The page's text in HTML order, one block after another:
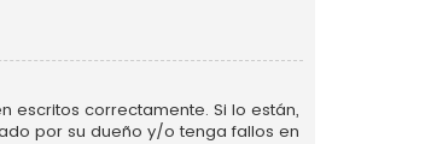
escritos correctamente. Si lo están,
por su dueño y/o tenga fallos en